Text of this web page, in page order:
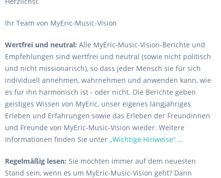
Ihr Team von MyEric-Music-Vision
Wertfrei und neutral: Alle MyEric-Music-Vision-Berichte und
Empfehlungen sind wertfrei und neutral (sowie nicht politisch
und nicht missionarisch), so dass jeder Mensch sie für sich
individuell annehmen, wahrnehmen und anwenden kann, wie
es für ihn harmonisch ist - oder nicht. Die Berichte geben
geistiges Wissen von MyEric, unser eigenes langjähriges
Erleben und Erfahrungen sowie das Erleben der Freundinnen
und Freunde von MyEric-Music-Vision wieder. Weitere
Informationen finden Sie unter „Wichtige Hinweise“ …
Regelmäßig lesen: Sie möchten immer auf dem neuesten
Stand sein, wenn es um MyEric-Music-Vision geht? Dann